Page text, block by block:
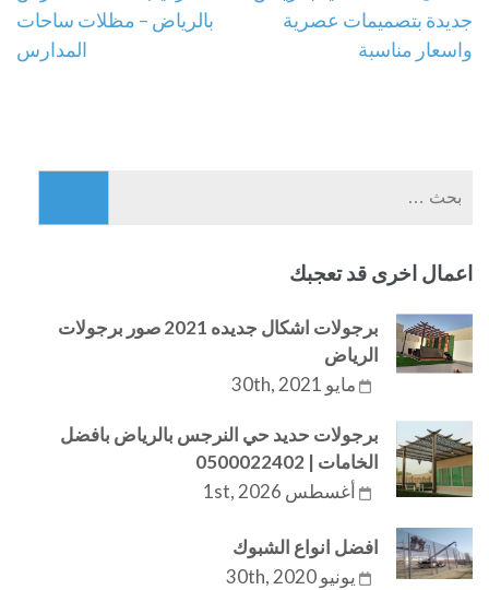
المقالات
جديدة بتصميمات عصرية
واسعار مناسبة
بالرياض – مظلات ساحات
المدارس
اعمال اخرى قد تعجبك
برجولات اشكال جديده 2021 صور برجولات
الرياض
مايو 30th, 2021
برجولات حديد حي النرجس بالرياض بافضل
الخامات | 0500022402
أغسطس 1st, 2026
افضل انواع الشبوك
يونيو 30th, 2020